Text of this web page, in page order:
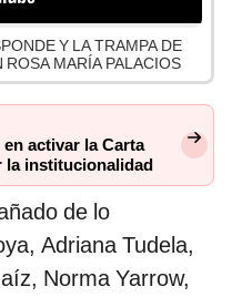
Y LA TRAMPA DE
MARÍA PALACIOS
activar la Carta
la institucionalidad
de lo
Adriana Tudela,
Norma Yarrow,